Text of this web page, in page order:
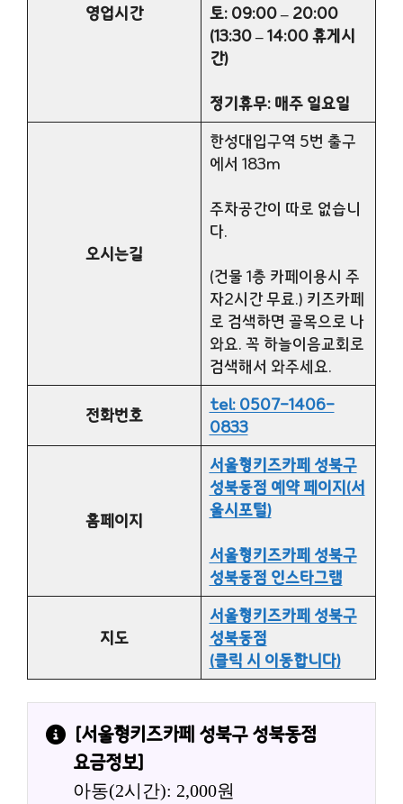
영업시간
토: 09:00 – 20:00
(13:30 – 14:00 휴게시
간)
정기휴무: 매주 일요일
오시는길
한성대입구역 5번 출구
에서 183m
주차공간이 따로 없습니
다.
(건물 1층 카페이용시 주
자2시간 무료.) 키즈카페
로 검색하면 골목으로 나
와요. 꼭 하늘이음교회로
검색해서 와주세요.
전화번호
tel: 0507-1406-
0833
홈페이지
서울형키즈카페 성북구
성북동점 예약 페이지(서
울시포털)
서울형키즈카페 성북구
성북동점 인스타그램
지도
서울형키즈카페 성북구
성북동점
(클릭 시 이동합니다)
[서울형키즈카페 성북구 성북동점
요금정보]
아동(2시간): 2,000원